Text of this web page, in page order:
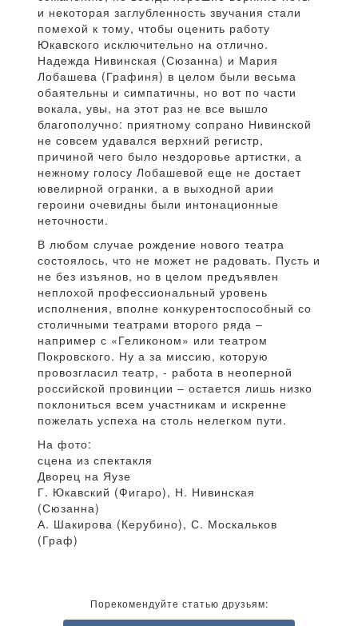
и некоторая заглубленность звучания стали
помехой к тому, чтобы оценить работу
Юкавского исключительно на отлично.
Надежда Нивинская (Сюзанна) и Мария
Лобашева (Графиня) в целом были весьма
обаятельны и симпатичны, но вот по части
вокала, увы, на этот раз не все вышло
благополучно: приятному сопрано Нивинской
не совсем удавался верхний регистр,
причиной чего было нездоровье артистки, а
нежному голосу Лобашевой еще не достает
ювелирной огранки, а в выходной арии
героини очевидны были интонационные
неточности.
В любом случае рождение нового театра
состоялось, что не может не радовать. Пусть и
не без изъянов, но в целом предъявлен
неплохой профессиональный уровень
исполнения, вполне конкурентоспособный со
столичными театрами второго ряда –
например с «Геликоном» или театром
Покровского. Ну а за миссию, которую
провозгласил театр, - работа в неоперной
российской провинции – остается лишь низко
поклониться всем участникам и искренне
пожелать успеха на столь нелегком пути.
На фото:
сцена из спектакля
Дворец на Яузе
Г. Юкавский (Фигаро), Н. Нивинская
(Сюзанна)
А. Шакирова (Керубино), С. Москальков
(Граф)
Порекомендуйте статью друзьям: